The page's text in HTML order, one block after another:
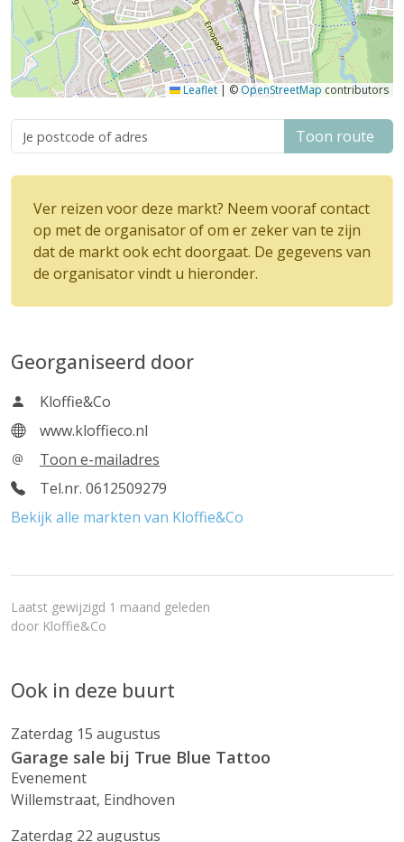
Leaflet | © OpenStreetMap contributors
Toon route
Ver reizen voor deze markt? Neem vooraf contact
op met de organisator of om er zeker van te zijn
dat de markt ook echt doorgaat. De gegevens van
de organisator vindt u hieronder.
Georganiseerd door
Kloffie&Co
www.kloffieco.nl
Toon e-mailadres
Tel.nr. 0612509279
Bekijk alle markten van Kloffie&Co
Laatst gewijzigd 1 maand geleden
door Kloffie&Co
Ook in deze buurt
Zaterdag 15 augustus
Garage sale bij True Blue Tattoo
Evenement
Willemstraat, Eindhoven
Zaterdag 22 augustus